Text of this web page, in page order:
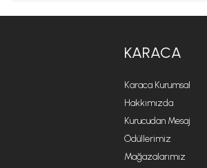
KARACA
Karaca Kurumsal
Hakkımızda
Kurucudan Mesaj
Ödüllerimiz
Mağazalarımız